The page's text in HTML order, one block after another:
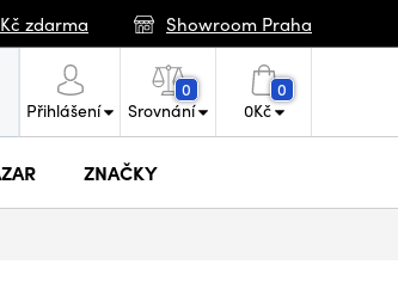
zdarma Showroom Praha
Přihlášení
0
Srovnání
0
0Kč
ZNAČKY